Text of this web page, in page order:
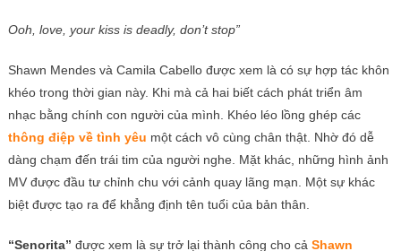
Ooh, love, your kiss is deadly, don’t stop”
Shawn Mendes và Camila Cabello được xem là có sự hợp tác khôn
khéo trong thời gian này. Khi mà cả hai biết cách phát triển âm
nhạc bằng chính con người của mình. Khéo léo lồng ghép các
thông điệp về tình yêu một cách vô cùng chân thật. Nhờ đó dễ
dàng chạm đến trái tim của người nghe. Mặt khác, những hình ảnh
MV được đầu tư chỉnh chu với cảnh quay lãng mạn. Một sự khác
biệt được tạo ra để khẳng định tên tuổi của bản thân.
“Senorita” được xem là sự trở lại thành công cho cả Shawn